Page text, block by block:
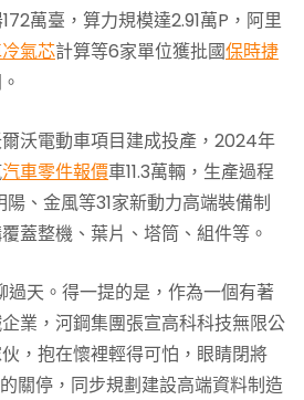
萬臺，算力規模達2.91萬P，阿里
氣芯計算等6家單位獲批國保時捷
沃電動車項目建成投產，2024年
汽車零件報價車11.3萬輛，生產過程
、金風等31家新動力高端裝備制
蓋整機、葉片、塔筒、組件等。
過天。得一提的是，作為一個有著
業，河鋼集團張宣高科科技無限公
，抱在懷裡輕得可怕，眼睛閉將
關停，同步規劃建設高端資料制造